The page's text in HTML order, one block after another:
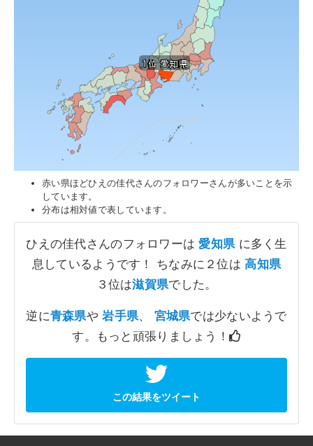
1位 愛知県
1位 愛知県
赤い県ほどひえの佳代さんのフォロワーさんが多いことを示
しています。
分布は相対値で表しています。
ひえの佳代さんのフォロワーは愛知県に多く生
息しているようです！ ちなみに２位は高知県
３位は滋賀県でした。
逆に青森県や岩手県、 宮城県では少ないようで
す。もっと頑張りましょう！
この結果をツイート